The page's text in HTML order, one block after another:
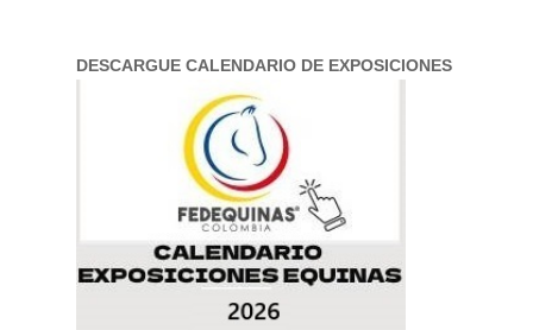
DESCARGUE CALENDARIO DE EXPOSICIONES